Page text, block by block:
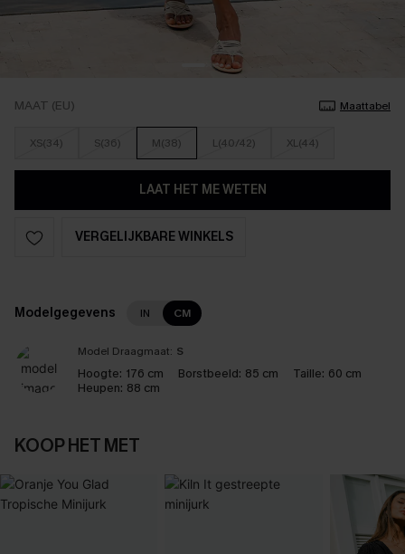
MAAT (EU) Maattabel
XS(34) S(36) M(38) L(40/42) XL(44)
LAAT HET ME WETEN
VERGELIJKBARE WINKELS
Modelgegevens IN CM
Model Draagmaat: S
Hoogte: 176 cm Borstbeeld: 85 cm Taille: 60 cm
Heupen: 88 cm
KOOP HET MET